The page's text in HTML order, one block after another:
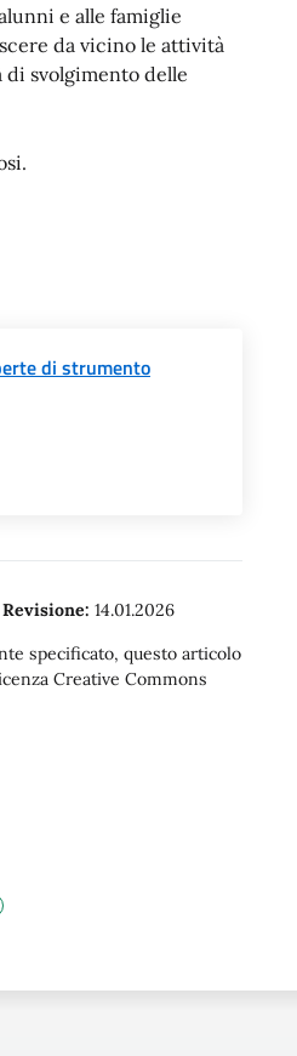
e alle famiglie
da vicino le attività
di svolgimento delle
di strumento
Revisione: 14.01.2026
specificato, questo articolo
Creative Commons